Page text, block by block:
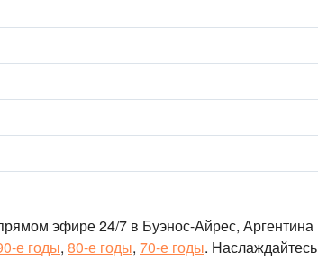
эфире 24/7 в Буэнос-Айрес, Аргентина
е годы, 80-е годы, 70-е годы. Наслаждайтесь